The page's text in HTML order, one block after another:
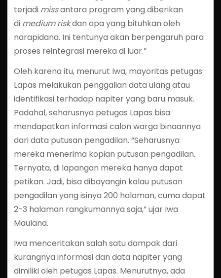
terjadi missantara program yang diberikan
di medium riskdan apa yang bituhkan oleh
narapidana. Ini tentunya akan berpengaruh para
proses reintegrasi mereka di luar.”
Oleh karena itu, menurut Iwa, mayoritas petugas
Lapas melakukan penggalian data ulang atau
identifikasi terhadap napiter yang baru masuk.
Padahal, seharusnya petugas Lapas bisa
mendapatkan informasi calon warga binaannya
dari data putusan pengadilan. “Seharusnya
mereka menerima kopian putusan pengadilan.
Ternyata, di lapangan mereka hanya dapat
petikan. Jadi, bisa dibayangin kalau putusan
pengadilan yang isinya 200 halaman, cuma dapat
2-3 halaman rangkumannya saja,” ujar Iwa
Maulana.
Iwa menceritakan salah satu dampak dari
kurangnya informasi dan data napiter yang
dimiliki oleh petugas Lapas. Menurutnya, ada